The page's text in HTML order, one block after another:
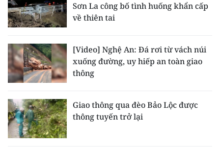
Sơn La công bố tình huống khẩn cấp
về thiên tai
[Video] Nghệ An: Đá rơi từ vách núi
xuống đường, uy hiếp an toàn giao
thông
Giao thông qua đèo Bảo Lộc được
thông tuyến trở lại